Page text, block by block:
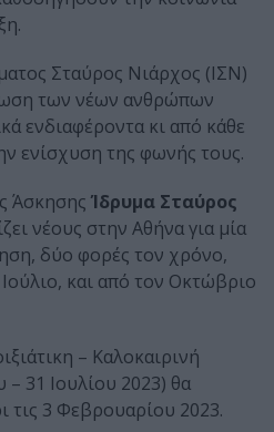
Σταύρος Νιάρχος (ΙΣΝ)
των νέων ανθρώπων
ενδιαφέροντα κι από κάθε
ενίσχυση της φωνής τους.
Άσκησης Ίδρυμα Σταύρος
νέους στην Αθήνα για μία
δύο φορές τον χρόνο,
και από τον Οκτώβριο
– Καλοκαιρινή
– 31 Ιουλίου 2023) θα
τις 3 Φεβρουαρίου 2023.